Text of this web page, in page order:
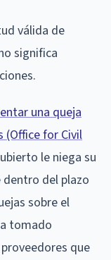
válida de
significa
una queja
(Office for Civil
le niega su
dentro del plazo
sobre el
tomado
que